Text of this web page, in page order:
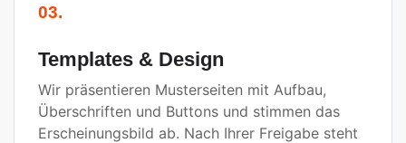
03.
Templates & Design
Wir präsentieren Musterseiten mit Aufbau,
Überschriften und Buttons und stimmen das
Erscheinungsbild ab. Nach Ihrer Freigabe steht